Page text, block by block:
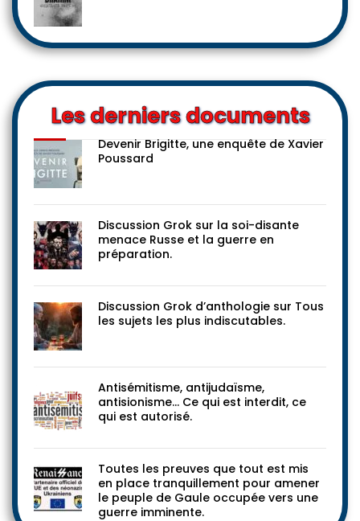
Les derniers documents
Devenir Brigitte, une enquête de Xavier
Poussard
Discussion Grok sur la soi-disante
menace Russe et la guerre en
préparation.
Discussion Grok d’anthologie sur Tous
les sujets les plus indiscutables.
Antisémitisme, antijudaïsme,
antisionisme… Ce qui est interdit, ce
qui est autorisé.
Toutes les preuves que tout est mis
en place tranquillement pour amener
le peuple de Gaule occupée vers une
guerre imminente.